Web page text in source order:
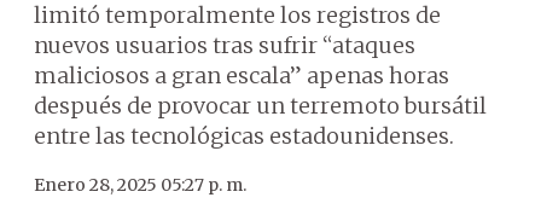
limitó temporalmente los registros de
nuevos usuarios tras sufrir “ataques
maliciosos a gran escala” apenas horas
después de provocar un terremoto bursátil
entre las tecnológicas estadounidenses.
Enero 28, 2025 05:27 p. m.